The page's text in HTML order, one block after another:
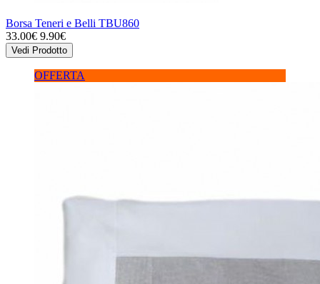
Borsa Teneri e Belli TBU860
33.00€ 9.90€
Vedi Prodotto
OFFERTA